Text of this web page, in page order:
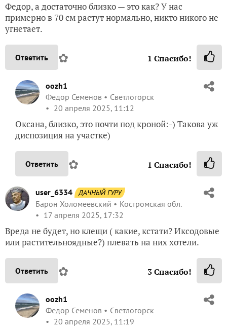
Федор, а достаточно близко — это как? У нас
примерно в 70 см растут нормально, никто никого не
угнетает.
Ответить ✿ 1 Спасибо!
oozh1
Федор Семенов
Светлогорск
20 апреля 2025, 11:12
Оксана, близко, это почти под кроной:-) Такова уж
диспозиция на участке)
Ответить ✿ 1 Спасибо!
user_6334 ДАЧНЫЙ ГУРУ
Барон Холомеевский
Костромская обл.
17 апреля 2025, 17:32
Вреда не будет, но клещи ( какие, кстати? Иксодовые
или растительноядные?) плевать на них хотели.
Ответить ✿ 3Спасибо!
oozh1
Федор Семенов
Светлогорск
20 апреля 2025, 11:19